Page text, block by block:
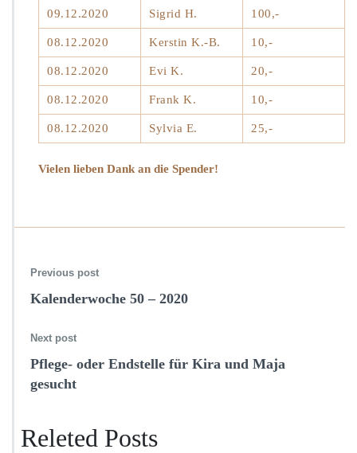
09.12.2020 Sigrid H. 100,-
08.12.2020 Kerstin K.-B. 10,-
08.12.2020 Evi K. 20,-
08.12.2020 Frank K. 10,-
08.12.2020 Sylvia E. 25,-
Vielen lieben Dank an die Spender!
Previous post
Kalenderwoche 50 – 2020
Next post
Pflege- oder Endstelle für Kira und Maja
gesucht
Releted Posts